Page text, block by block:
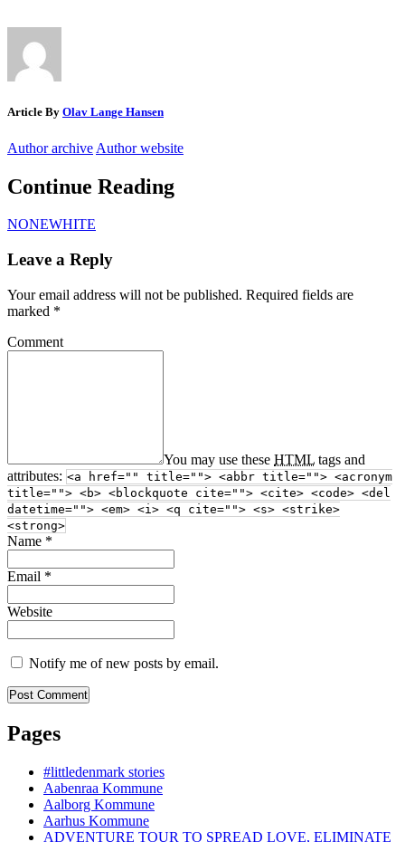
Article By Olav Lange Hansen
Author archive Author website
Continue Reading
NONEWHITE
Leave a Reply
Your email address will not be published. Required fields are
marked *
Comment
You may use these HTML tags and
attributes: <a href="" title=""> <abbr title=""> <acronym
title=""> <b> <blockquote cite=""> <cite> <code> <del
datetime=""> <em> <i> <q cite=""> <s> <strike>
<strong>
Name *
Email *
Website
Notify me of new posts by email.
Pages
#littledenmark stories
Aabenraa Kommune
Aalborg Kommune
Aarhus Kommune
ADVENTURE TOUR TO SPREAD LOVE, ELIMINATE